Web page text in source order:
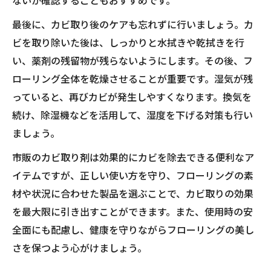
最後に、カビ取り後のケアも忘れずに行いましょう。カ
ビを取り除いた後は、しっかりと水拭きや乾拭きを行
い、薬剤の残留物が残らないようにします。その後、フ
ローリング全体を乾燥させることが重要です。湿気が残
っていると、再びカビが発生しやすくなります。換気を
続け、除湿機などを活用して、湿度を下げる対策も行い
ましょう。
市販のカビ取り剤は効果的にカビを除去できる便利なア
イテムですが、正しい使い方を守り、フローリングの素
材や状況に合わせた製品を選ぶことで、カビ取りの効果
を最大限に引き出すことができます。また、使用時の安
全面にも配慮し、健康を守りながらフローリングの美し
さを保つよう心がけましょう。